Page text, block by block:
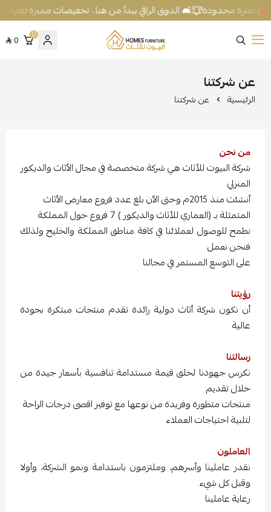
لفترة محدودة! 🛋️ الذوق الراقي يبدأ من هنا.. تخفيضات مميزة لفترة
شركة البيوت للأثاث
0
0
عن شركتنا
الرئيسية عن شركتنا
من نحن
شركة البيوت للأثاث هي شركة متخصصة في مجال الأثاث والديكور
المنزلي
أنشئت منذ 2015م وحتى الآن بلغ عدد فروع معارض الأثاث
المتمثلة بـ (العماري للأثاث والديكور ) 7 فروع حول المملكة
نطمح للوصول لعملائنا في كافة مناطق المملكة والخليج ولذلك
فنحن نعمل
على التوسع المستمر في مجالنا
رؤيتنا
أن نكون شركة أثاث دولية رائدة تقدم منتجات مبتكرة بجودة
عالية
رسالتنا
نكرس جهودنا لخلق قيمة مستدامة تنافسية بأسعار جيدة من
خلال تقديم
منتجات متطورة وفريدة من نوعها مع توفير اقصى درجات الراحة
لتلبية احتياجات العملاء
العاملون
نقدر عاملينا وأسرهم، وملتزمون باستدامة ونمو الشركة، وأولا
وقبل كل شيء
رعاية عاملينا